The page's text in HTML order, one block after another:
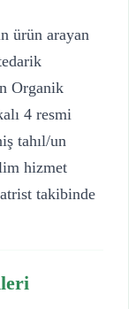
ürün arayan
Organik
4 resmi
tahıl/un
hizmet
takibinde